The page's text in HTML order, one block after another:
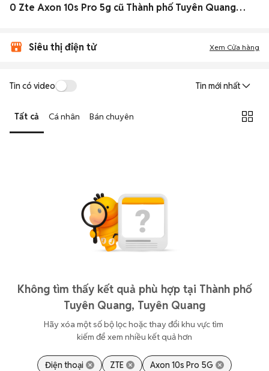
0 Zte Axon 10s Pro 5g cũ Thành phố Tuyên Quang, Tuyên Quang đẹp
Siêu thị điện tử Xem Cửa hàng
Tin có video Tin mới nhất
Tất cả Cá nhân Bán chuyên
Không tìm thấy kết quả phù hợp tại Thành phố
Tuyên Quang, Tuyên Quang
Hãy xóa một số bộ lọc hoặc thay đổi khu vực tìm
kiếm để xem nhiều kết quả hơn
Điện thoại ZTE Axon 10s Pro 5G